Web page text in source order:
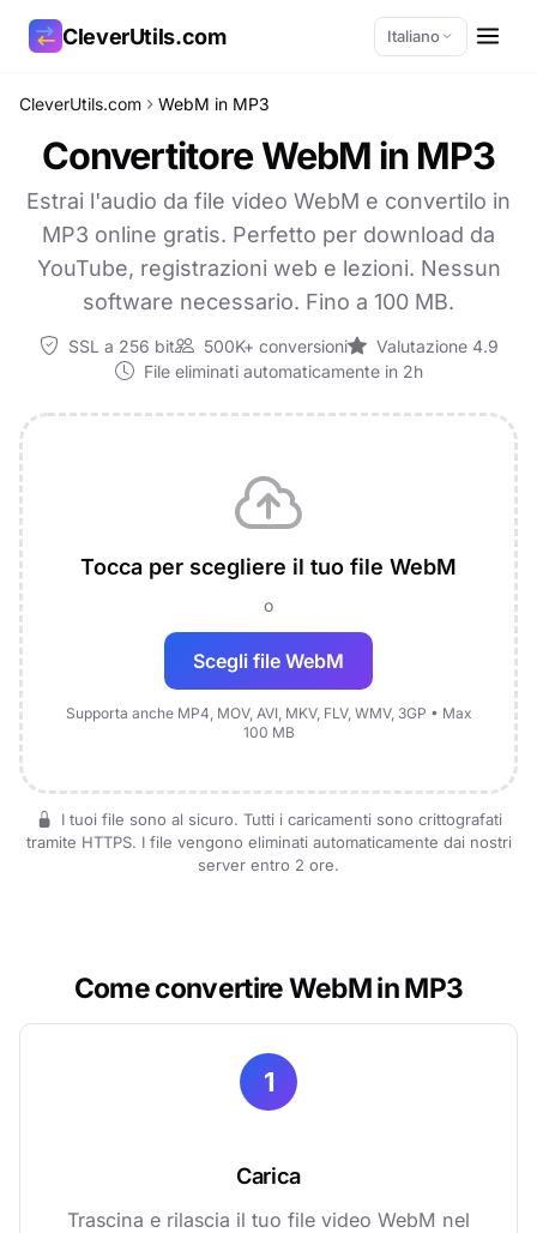
CleverUtils.com Italiano
CleverUtils.com WebM in MP3
Convertitore WebM in MP3
Estrai l'audio da file video WebM e convertilo in
MP3 online gratis. Perfetto per download da
YouTube, registrazioni web e lezioni. Nessun
software necessario. Fino a 100 MB.
SSL a 256 bit 500K+ conversioni
Valutazione 4.9
File eliminati automaticamente in 2h
Tocca per scegliere il tuo file WebM
o
Scegli file WebM
Supporta anche MP4, MOV, AVI, MKV, FLV, WMV, 3GP • Max
100 MB
I tuoi file sono al sicuro. Tutti i caricamenti sono crittografati
tramite HTTPS. I file vengono eliminati automaticamente dai nostri
server entro 2 ore.
Come convertire WebM in MP3
1
Carica
Trascina e rilascia il tuo file video WebM nel
Copia link